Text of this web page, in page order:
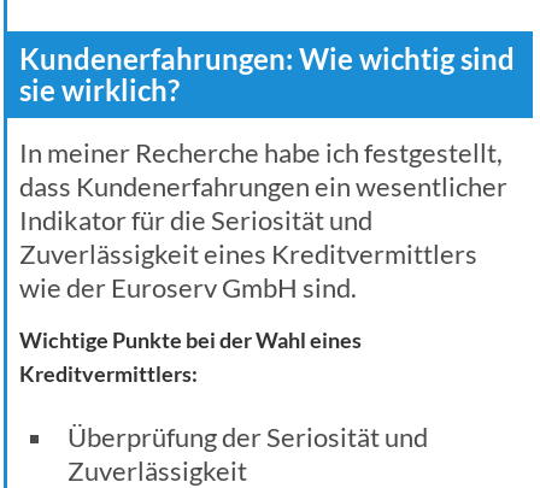
Kundenerfahrungen: Wie wichtig sind
sie wirklich?
In meiner Recherche habe ich festgestellt,
dass Kundenerfahrungen ein wesentlicher
Indikator für die Seriosität und
Zuverlässigkeit eines Kreditvermittlers
wie der Euroserv GmbH sind.
Wichtige Punkte bei der Wahl eines
Kreditvermittlers:
Überprüfung der Seriosität und
Zuverlässigkeit